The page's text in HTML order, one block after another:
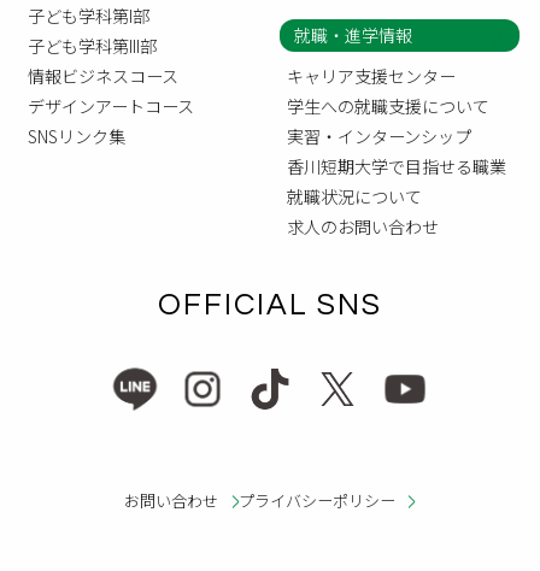
子ども学科第I部
子ども学科第III部
情報ビジネスコース
デザインアートコース
SNSリンク集
就職・進学情報
キャリア支援センター
学生への就職支援について
実習・インターンシップ
香川短期大学で目指せる職業
就職状況について
求人のお問い合わせ
OFFICIAL SNS
お問い合わせ プライバシーポリシー